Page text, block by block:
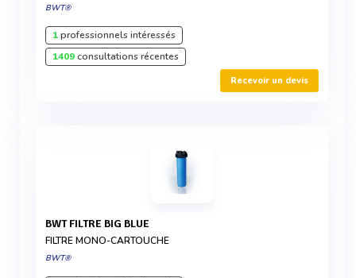
BWT®
1professionnels intéressés
1409consultations récentes
Recevoir un devis
BWT FILTRE BIG BLUE
FILTRE MONO-CARTOUCHE
BWT®